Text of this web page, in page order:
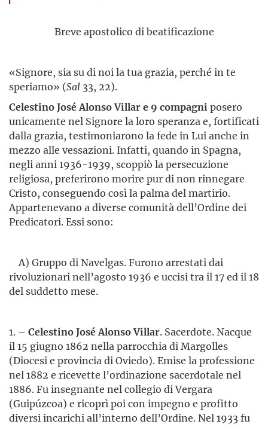
Breve apostolico di beatificazione
«Signore, sia su di noi la tua grazia, perché in te
speriamo» (Sal 33, 22).
Celestino José Alonso Villar e 9 compagni posero
unicamente nel Signore la loro speranza e, fortificati
dalla grazia, testimoniarono la fede in Lui anche in
mezzo alle vessazioni. Infatti, quando in Spagna,
negli anni 1936-1939, scoppiò la persecuzione
religiosa, preferirono morire pur di non rinnegare
Cristo, conseguendo così la palma del martirio.
Appartenevano a diverse comunità dell’Ordine dei
Predicatori. Essi sono:
A) Gruppo di Navelgas. Furono arrestati dai
rivoluzionari nell’agosto 1936 e uccisi tra il 17 ed il 18
del suddetto mese.
1. – Celestino José Alonso Villar. Sacerdote. Nacque
il 15 giugno 1862 nella parrocchia di Margolles
(Diocesi e provincia di Oviedo). Emise la professione
nel 1882 e ricevette l’ordinazione sacerdotale nel
1886. Fu insegnante nel collegio di Vergara
(Guipúzcoa) e ricoprì poi con impegno e profitto
diversi incarichi all’interno dell’Ordine. Nel 1933 fu